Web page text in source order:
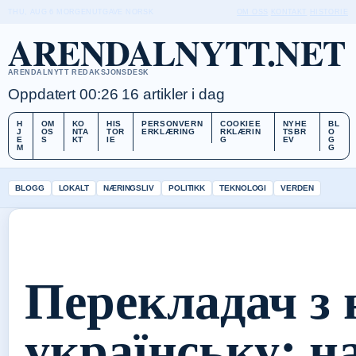
ARENDALNYTT.NET
ARENDALNYTT REDAKSJONSDESK
Oppdatert 00:26 16 artikler i dag
H
J
E
M
OM
OS
S
KO
NTA
KT
HIS
TOR
IE
PERSONVERN
ERKLÆRING
COOKIEE
RKLÆRIN
G
NYHE
TSBR
EV
BL
O
G
G
BLOGG LOKALT NÆRINGSLIV POLITIKK TEKNOLOGI VERDEN
Перекладач з